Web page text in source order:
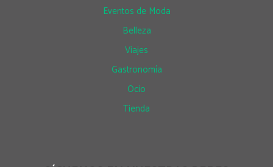
Eventos de Moda
Belleza
Viajes
Gastronomía
Ocio
Tienda